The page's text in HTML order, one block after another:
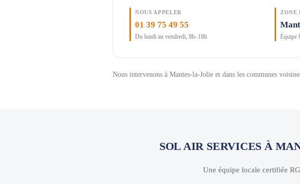
NOUS APPELER
01 39 75 49 55
Du lundi au vendredi, 8h–18h
ZONE
Équipe
Nous intervenons à Mantes-la-Jolie et dans les communes
SOL AIR SERVICES À
Une équipe locale certifiée